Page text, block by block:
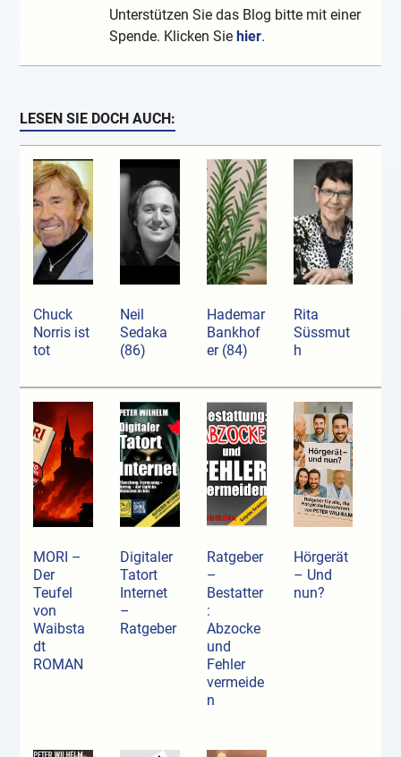
Unterstützen Sie das Blog bitte mit einer
Spende. Klicken Sie hier.
LESEN SIE DOCH AUCH:
Chuck
Norris ist
tot
Neil
Sedaka
(86)
Hademar
Bankhof
er (84)
Rita
Süssmut
h
MORI –
Der
Teufel
von
Waibsta
dt
ROMAN
Digitaler
Tatort
Internet
–
Ratgeber
Ratgeber
–
Bestatter
:
Abzocke
und
Fehler
vermeide
n
Hörgerät
– Und
nun?